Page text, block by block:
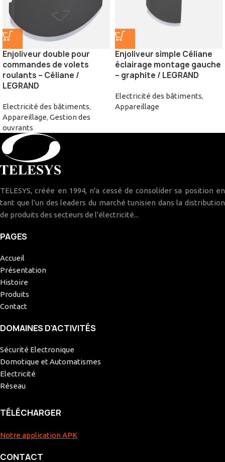
Enjoliveur double pour
commandes de volets
roulants – Céliane /
LEGRAND
Electricité des bâtiments,
Appareillage, Gestion des
ouvrants
Enjoliveur simple Céliane
éclairage montage gauche
– graphite / LEGRAND
Electricité des bâtiments,
Appareillage
TELESYS, créée en 1994, n'a cessé de consolider sa position en
tant que l'un des leaders du marché tunisien dans la distribution
de produits des secteurs de l'électricité...
PAGES
Accueil
Présentation
Histoire
Produits
Contact
DOMAINES D’ACTIVITÉS
Sécurité Electronique
Domotique et Automatismes
Electricité
Réseau
TÉLÉCHARGER
Notre application APK
CONTACT